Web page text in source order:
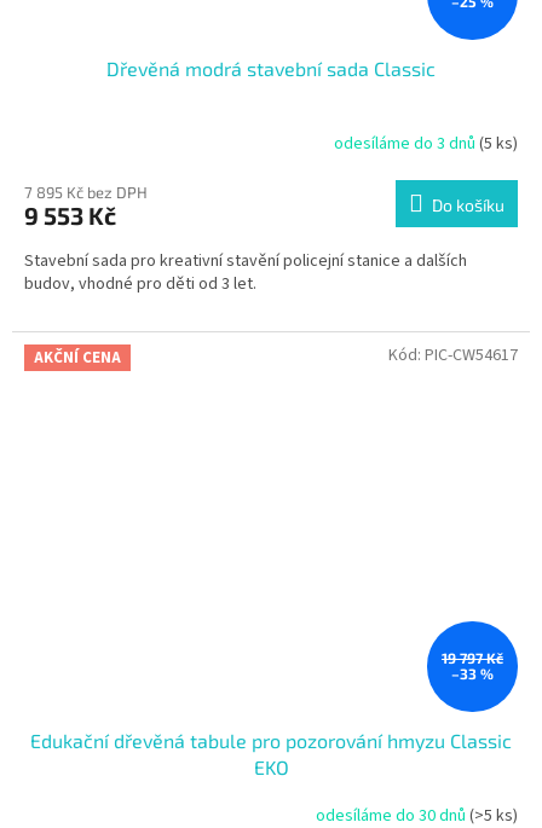
Dřevěná modrá stavební sada Classic
odesíláme do 3 dnů (5 ks)
7 895 Kč bez DPH
9 553 Kč Do košíku
Stavební sada pro kreativní stavění policejní stanice a dalších
budov, vhodné pro děti od 3 let.
AKČNÍ CENA
19 797 Kč
–33 %
Edukační dřevěná tabule pro pozorování hmyzu Classic
EKO
odesíláme do 30 dnů (>5 ks)
Kód: PIC-CW54617